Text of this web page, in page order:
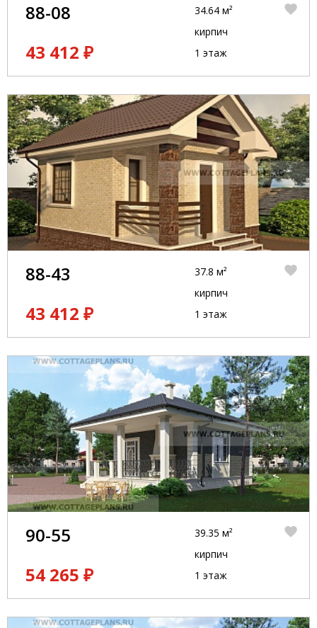
88-08
43 412 ₽
34.64 м²
кирпич
1 этаж
88-43
43 412 ₽
37.8 м²
кирпич
1 этаж
90-55
54 265 ₽
39.35 м²
кирпич
1 этаж